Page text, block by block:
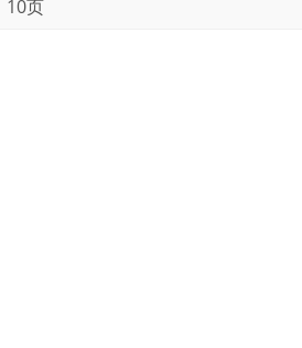
选购时应该如何进行挑选？
10页